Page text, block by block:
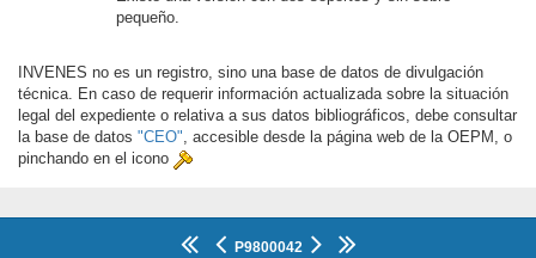
pequeño.
INVENES no es un registro, sino una base de datos de divulgación
técnica. En caso de requerir información actualizada sobre la situación
legal del expediente o relativa a sus datos bibliográficos, debe consultar
la base de datos "CEO", accesible desde la página web de la OEPM, o
pinchando en el icono
P9800042